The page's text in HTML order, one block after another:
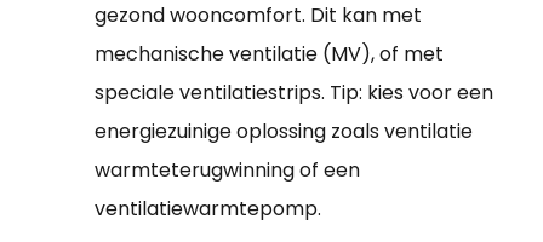
gezond wooncomfort. Dit kan met
mechanische ventilatie (MV), of met
speciale ventilatiestrips. Tip: kies voor een
energiezuinige oplossing zoals ventilatie
warmteterugwinning of een
ventilatiewarmtepomp.